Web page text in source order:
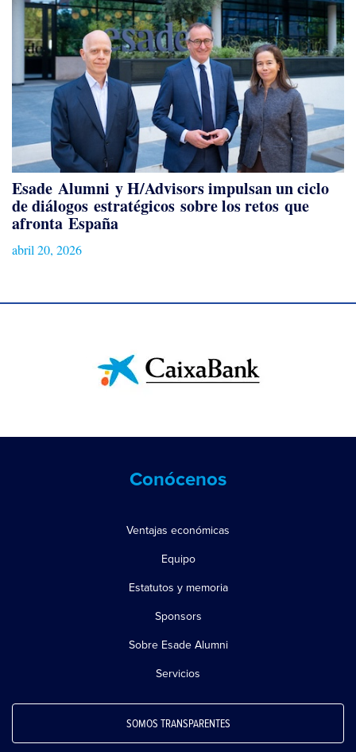
Esade Alumni y H/Advisors impulsan un ciclo
de diálogos estratégicos sobre los retos que
afronta España
abril 20, 2026
Conócenos
Ventajas económicas
Equipo
Estatutos y memoria
Sponsors
Sobre Esade Alumni
Servicios
SOMOS TRANSPARENTES